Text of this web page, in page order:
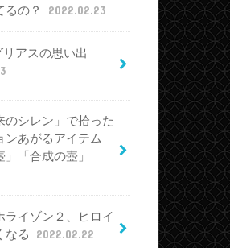
るの？
2022.02.23
リアスの思い出
のシレン」で拾った
ンあがるアイテム
」「合成の壺」
ライゾン２、ヒロイ
なる
2022.02.22